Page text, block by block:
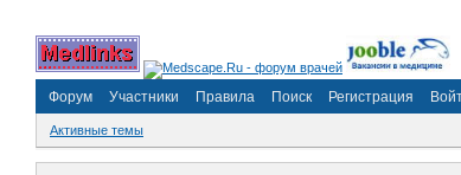
Форум Участники Правила Поиск Регистрация
Активные темы